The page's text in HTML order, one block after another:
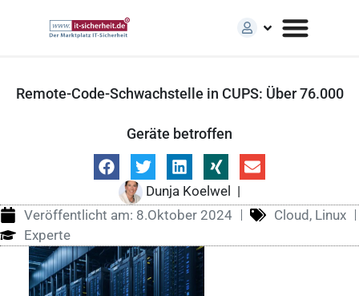
Remote-Code-Schwachstelle in CUPS: Über 76.000
Geräte betroffen
Dunja Koelwel
|
Veröffentlicht am: 8.Oktober 2024 Cloud, Linux
Experte